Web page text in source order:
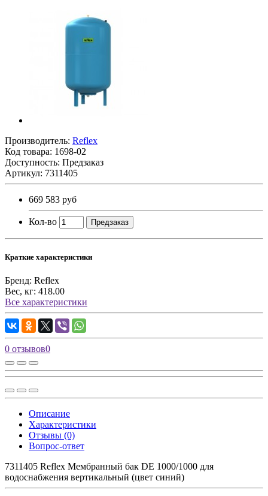
Производитель: Reflex
Код товара: 1698-02
Доступность: Предзаказ
Артикул: 7311405
669 583 руб
Кол-во Предзаказ
Краткие характеристики
Бренд: Reflex
Вес, кг: 418.00
Все характеристики
0 отзывов0
Описание
Характеристики
Отзывы (0)
Вопрос-ответ
7311405 Reflex Мембранный бак DE 1000/1000 для
водоснабжения вертикальный (цвет синий)